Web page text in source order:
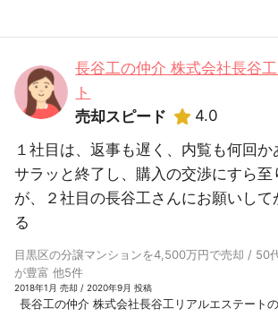
長谷工の仲介 株式会社長谷
ト
売却スピード
4.0
１社目は、返事も遅く、内覧も何回か
サラッと終了し、購入の交渉にすら至
が、２社目の長谷工さんにお願いして
る
目黒区の分譲マンションを4,500万円で売却 / 50
が豊富 他5件
2018年1月 売却 / 2020年9月 投稿
長谷工の仲介 株式会社長谷工リアルエステート